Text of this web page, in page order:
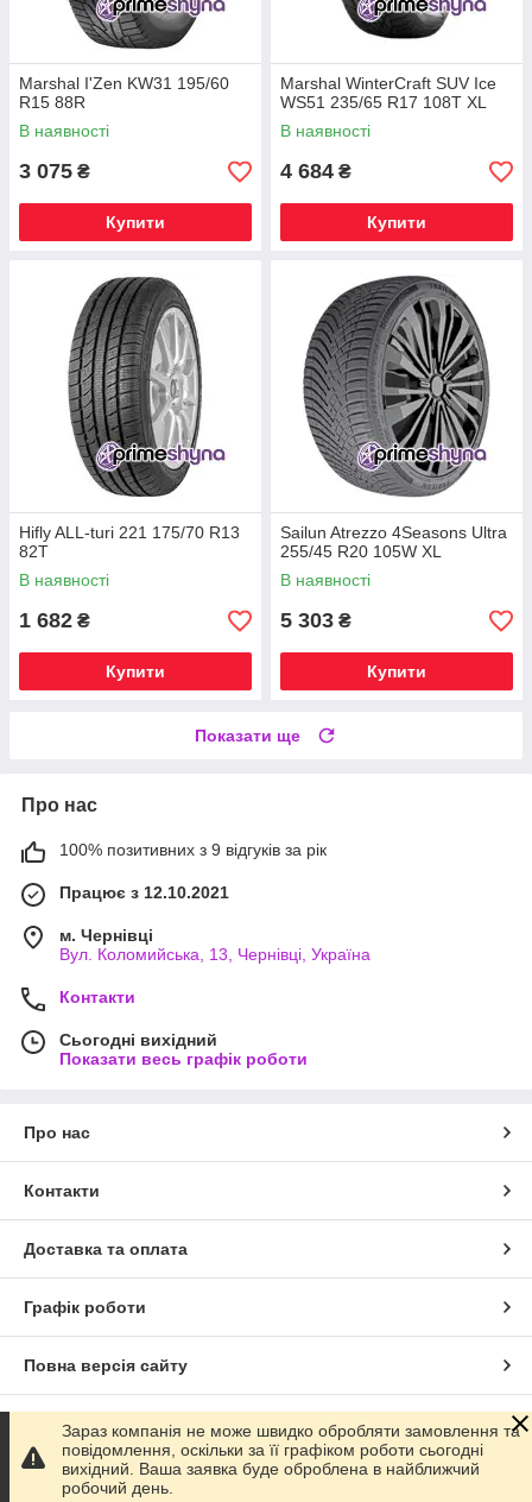
Marshal I'Zen KW31 195/60
R15 88R
В наявності
3 075 ₴
Купити
Marshal WinterCraft SUV Ice
WS51 235/65 R17 108T XL
В наявності
4 684 ₴
Купити
Hifly ALL-turi 221 175/70 R13
82T
В наявності
1 682 ₴
Купити
Sailun Atrezzo 4Seasons Ultra
255/45 R20 105W XL
В наявності
5 303 ₴
Купити
Показати ще
Про нас
100% позитивних з 9 відгуків за рік
Працює з 12.10.2021
м. Чернівці
Вул. Коломийська, 13, Чернівці, Україна
Контакти
Сьогодні вихідний
Показати весь графік роботи
Про нас
Контакти
Доставка та оплата
Графік роботи
Повна версія сайту
Сайт створено на маркетплейсіProm.ua
Політика конфіденційності
Зараз компанія не може швидко обробляти замовлення та
повідомлення, оскільки за її графіком роботи сьогодні
вихідний. Ваша заявка буде оброблена в найближчий
робочий день.